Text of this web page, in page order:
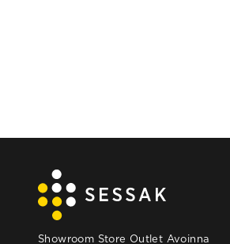
Showroom Store Outlet Avoinna